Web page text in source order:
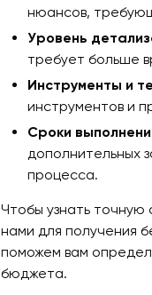
нюансов,
Уровень
требует больше
Инструменты и
инструментов и
Сроки
дополнительных
процесса.
Чтобы узнать точную
нами для получения
поможем вам
бюджета.